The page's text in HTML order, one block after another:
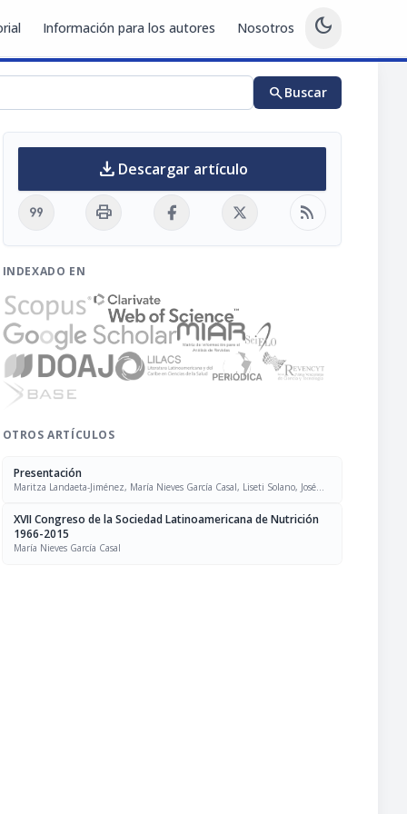
Información para los autores Nosotros dark_mode
searchBuscar
download Descargar artículo
format_quote print rss_feed
INDEXADO EN
OTROS ARTÍCULOS
Presentación
Maritza Landaeta-Jiménez, María Nieves García Casal, Liseti Solano, José
XVII Congreso de la Sociedad Latinoamericana de Nutrición
1966-2015
María Nieves García Casal